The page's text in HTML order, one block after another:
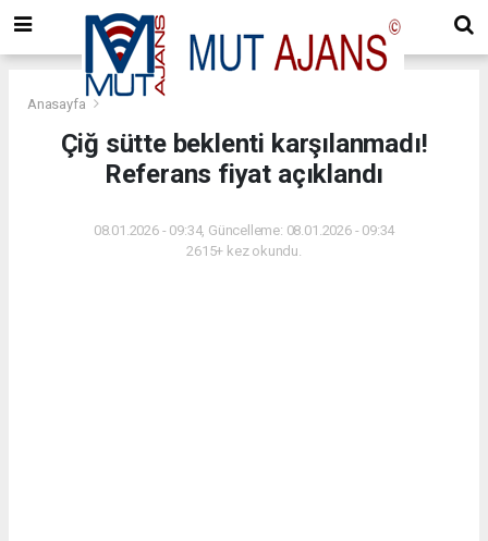
Anasayfa
Çiğ sütte beklenti karşılanmadı!
Referans fiyat açıklandı
08.01.2026 - 09:34, Güncelleme: 08.01.2026 - 09:34
2615+ kez okundu.